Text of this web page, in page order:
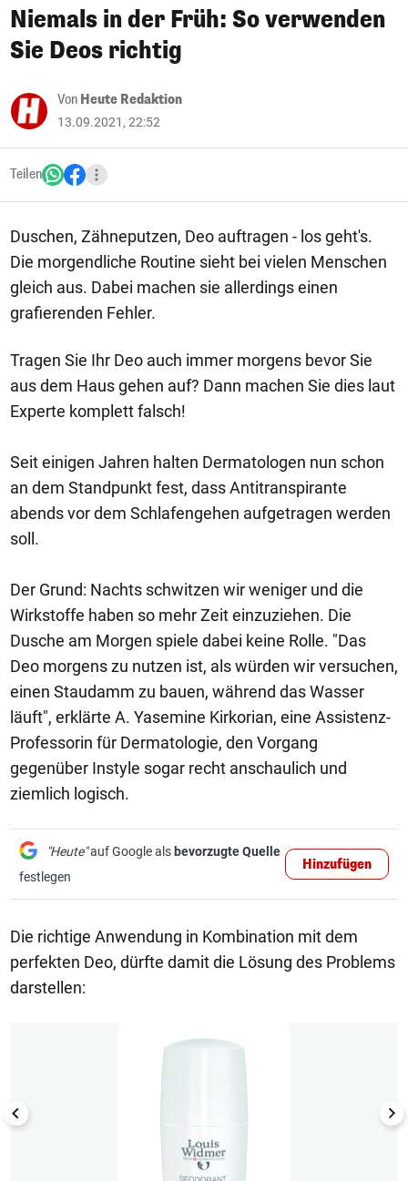
Niemals in der Früh: So verwenden
Sie Deos richtig
Von Heute Redaktion
13.09.2021, 22:52
Teilen
Duschen, Zähneputzen, Deo auftragen - los geht's.
Die morgendliche Routine sieht bei vielen Menschen
gleich aus. Dabei machen sie allerdings einen
grafierenden Fehler.
Tragen Sie Ihr Deo auch immer morgens bevor Sie
aus dem Haus gehen auf? Dann machen Sie dies laut
Experte komplett falsch!
Seit einigen Jahren halten Dermatologen nun schon
an dem Standpunkt fest, dass Antitranspirante
abends vor dem Schlafengehen aufgetragen werden
soll.
Der Grund: Nachts schwitzen wir weniger und die
Wirkstoffe haben so mehr Zeit einzuziehen. Die
Dusche am Morgen spiele dabei keine Rolle. "Das
Deo morgens zu nutzen ist, als würden wir versuchen,
einen Staudamm zu bauen, während das Wasser
läuft", erklärte A. Yasemine Kirkorian, eine Assistenz-
Professorin für Dermatologie, den Vorgang
gegenüber Instyle sogar recht anschaulich und
ziemlich logisch.
"Heute"auf Google als bevorzugte Quelle
festlegen
Hinzufügen
Die richtige Anwendung in Kombination mit dem
perfekten Deo, dürfte damit die Lösung des Problems
darstellen:
1/6